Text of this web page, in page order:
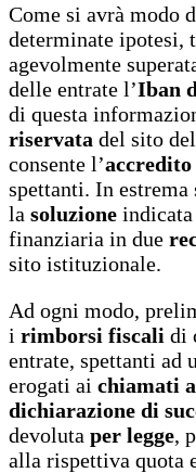
Come si avrà modo
determinate ipotesi,
agevolmente
delle entrate l’Iban
di questa
riservata del sito
consente l’
spettanti. In estrema
la soluzione
finanziaria in due
sito istituzionale.
Ad ogni modo,
i rimborsi fiscali di
entrate, spettanti ad
erogati ai chiamati
dichiarazione di
devoluta per legge,
alla rispettiva quota